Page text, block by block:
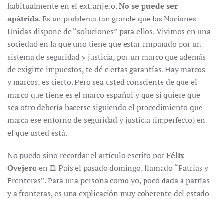
habitualmente en el extranjero.No se puede ser
apátrida. Es un problema tan grande que las Naciones
Unidas dispone de “soluciones” para ellos. Vivimos en una
sociedad en la que uno tiene que estar amparado por un
sistema de seguridad y justicia, por un marco que además
de exigirte impuestos, te dé ciertas garantías. Hay marcos
y marcos, es cierto. Pero sea usted consciente de que el
marco que tiene es el marco español y que si quiere que
sea otro debería hacerse siguiendo el procedimiento que
marca ese entorno de seguridad y justicia (imperfecto) en
el que usted está.
No puedo sino recordar el artículo escrito porFélix
Ovejero en El País el pasado domingo, llamado “Patrias y
Fronteras”. Para una persona como yo, poco dada a patrias
y a fronteras, es una explicación muy coherente del estado